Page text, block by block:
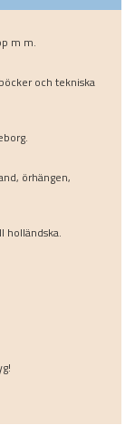
m m.
och tekniska
örhängen,
holländska.